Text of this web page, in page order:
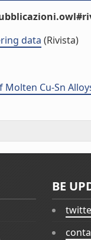
data (Rivista)
Molten Cu-Sn
BE